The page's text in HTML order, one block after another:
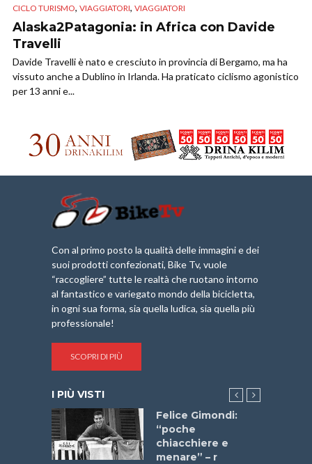
CICLO TURISMO, VIAGGIATORI, VIAGGIATORI
Alaska2Patagonia: in Africa con Davide
Travelli
Davide Travelli è nato e cresciuto in provincia di Bergamo, ma ha
vissuto anche a Dublino in Irlanda. Ha praticato ciclismo agonistico
per 13 anni e...
Con al primo posto la qualità delle immagini e dei
suoi prodotti confezionati, Bike Tv, vuole
“raccogliere” tutte le realtà che ruotano intorno
al fantastico e variegato mondo della bicicletta,
in ogni sua forma, sia quella ludica, sia quella più
professionale!
SCOPRI DI PIÙ
I PIÙ VISTI
Felice Gimondi:
“poche
chiacchiere e
menare” – r